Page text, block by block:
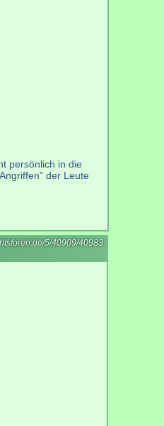
persönlich in die
der Leute
5/40909/40983